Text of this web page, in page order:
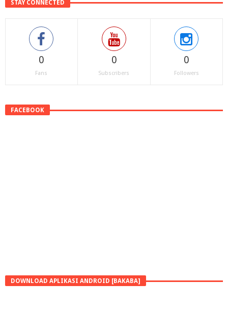
STAY CONNECTED
0
Fans
0
Subscribers
0
Followers
FACEBOOK
DOWNLOAD APLIKASI ANDROID [BAKABA]